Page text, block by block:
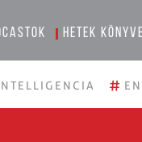
Hetek
#